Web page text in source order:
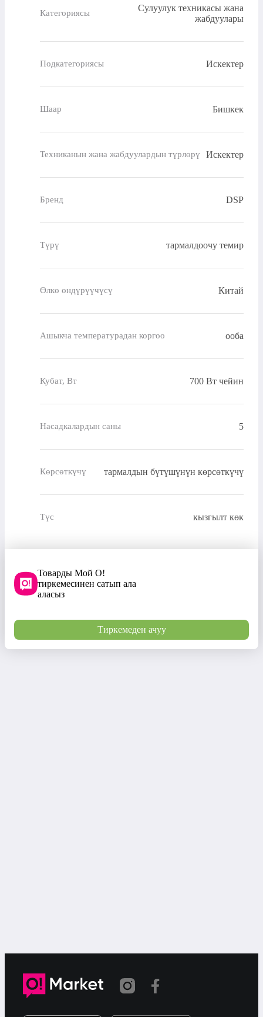
Категориясы
Сулуулук техникасы жана
жабдуулары
Подкатегориясы Искектер
Шаар Бишкек
Техниканын жана жабдуулардын түрлөрү Искектер
Бренд DSP
Түрү тармалдоочу темир
Өлкө өндүрүүчүсү Китай
Ашыкча температурадан коргоо ооба
Кубат, Вт 700 Вт чейин
Насадкалардын саны 5
Көрсөткүчү тармалдын бүтүшүнүн көрсөткүчү
Түс кызгылт көк
Товарды Мой О!
тиркемесинен сатып ала
аласыз
Тиркемеден ачуу